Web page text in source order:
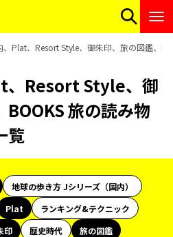
、Plat、Resort Style、御朱印、旅の図鑑、
、Resort Style、御
旅の読み物
覧
地球の歩き方 Jシリーズ（国内）
Plat
ランキング&テクニック
印 歴史時代
旅の図鑑